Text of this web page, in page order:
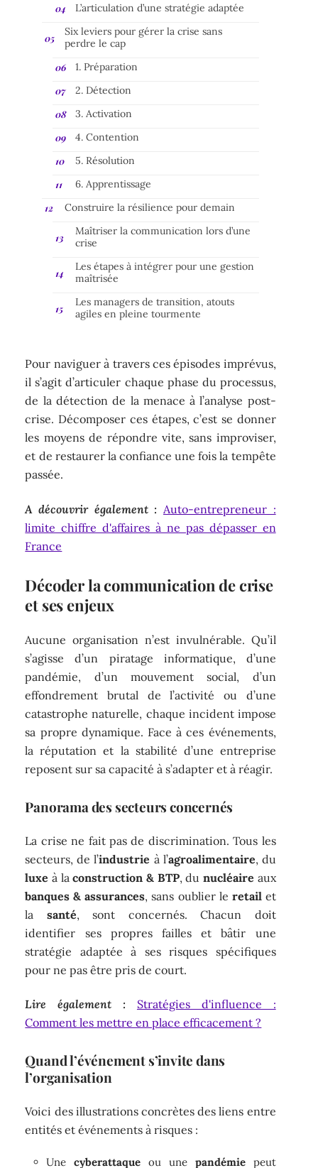
L’articulation d’une stratégie adaptée
Six leviers pour gérer la crise sans
perdre le cap
1. Préparation
2. Détection
3. Activation
4. Contention
5. Résolution
6. Apprentissage
Construire la résilience pour demain
Maîtriser la communication lors d’une
crise
Les étapes à intégrer pour une gestion
maîtrisée
Les managers de transition, atouts
agiles en pleine tourmente
Pour naviguer à travers ces épisodes imprévus,
il s’agit d’articuler chaque phase du processus,
de la détection de la menace à l’analyse post-
crise. Décomposer ces étapes, c’est se donner
les moyens de répondre vite, sans improviser,
et de restaurer la confiance une fois la tempête
passée.
A découvrir également : Auto-entrepreneur :
limite chiffre d'affaires à ne pas dépasser en
France
Décoder la communication de crise
et ses enjeux
Aucune organisation n’est invulnérable. Qu’il
s’agisse d’un piratage informatique, d’une
pandémie, d’un mouvement social, d’un
effondrement brutal de l’activité ou d’une
catastrophe naturelle, chaque incident impose
sa propre dynamique. Face à ces événements,
la réputation et la stabilité d’une entreprise
reposent sur sa capacité à s’adapter et à réagir.
Panorama des secteurs concernés
La crise ne fait pas de discrimination. Tous les
secteurs, de l’industrie à l’agroalimentaire, du
luxe à laconstruction & BTP, du nucléaire aux
banques & assurances, sans oublier le retailet
la santé, sont concernés. Chacun doit
identifier ses propres failles et bâtir une
stratégie adaptée à ses risques spécifiques
pour ne pas être pris de court.
Lire également :
Stratégies d'influence :
Comment les mettre en place efficacement ?
Quand l’événement s’invite dans
l’organisation
Voici des illustrations concrètes des liens entre
entités et événements à risques :
Unecyberattaque ou une pandémiepeut